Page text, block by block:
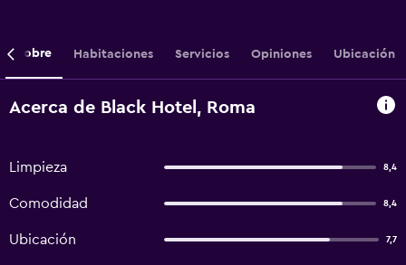
Sobre Habitaciones Servicios Opiniones Ubicación
Acerca de Black Hotel, Roma
Limpieza 8,4
Comodidad 8,4
Ubicación 7,7